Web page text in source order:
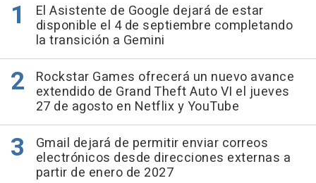
El Asistente de Google dejará de estar
disponible el 4 de septiembre completando
la transición a Gemini
Rockstar Games ofrecerá un nuevo avance
extendido de Grand Theft Auto VI el jueves
27 de agosto en Netflix y YouTube
Gmail dejará de permitir enviar correos
electrónicos desde direcciones externas a
partir de enero de 2027